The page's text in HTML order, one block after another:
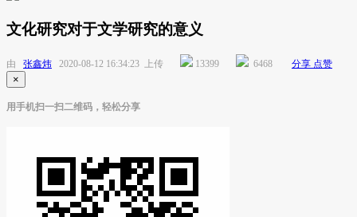
文化研究对于文学研究的意义
由 张鑫炜 2020-08-12 16:34:23 上传 13399 6468 分享 点赞
×
用手机扫一扫二维码，轻松分享